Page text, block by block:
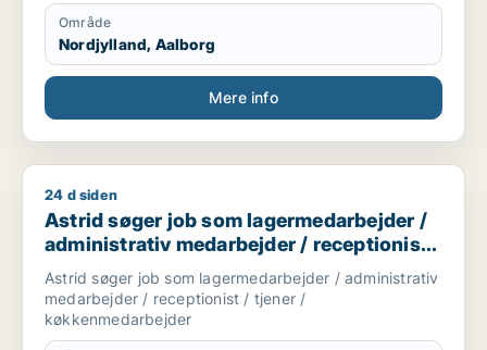
Område
Nordjylland, Aalborg
Mere info
Astrid søger job som lagermedarbejder / administrativ
24 d siden
Astrid søger job som lagermedarbejder /
administrativ medarbejder / receptionist /
tjener / køkkenmedarbejder
Astrid søger job som lagermedarbejder / administrativ
medarbejder / receptionist / tjener /
køkkenmedarbejder